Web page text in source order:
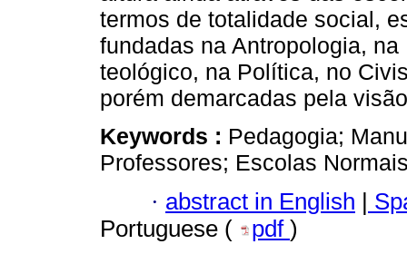
termos de totalidade social,
fundadas na Antropologia,
teológico, na Política, no
porém demarcadas pela
Keywords : Pedagogia;
Professores; Escolas
· abstract in English |
Portuguese (
pdf )